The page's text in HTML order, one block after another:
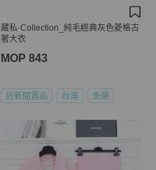
藏私·Collection_純毛經典灰色菱格古
著大衣
MOP 843
近新閒置品 台灣 免運